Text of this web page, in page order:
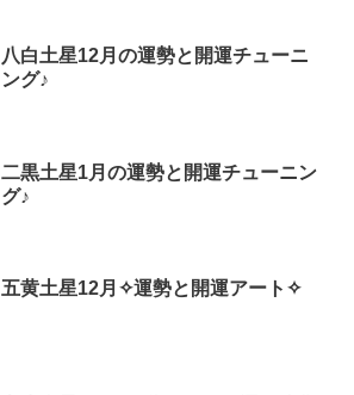
八白土星12月の運勢と開運チューニ
ング♪
二黒土星1月の運勢と開運チューニン
グ♪
五黄土星12月✧運勢と開運アート✧